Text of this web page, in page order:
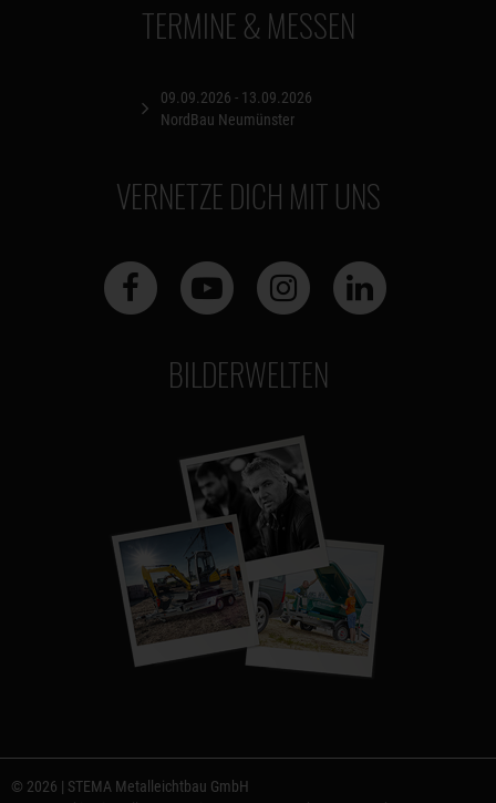
TERMINE & MESSEN
09.09.2026 - 13.09.2026
NordBau Neumünster
VERNETZE DICH MIT UNS
BILDERWELTEN
© 2026 | STEMA Metalleichtbau GmbH